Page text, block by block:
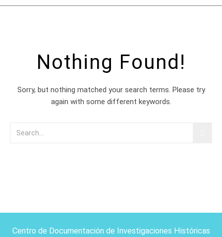
Nothing Found!
Sorry, but nothing matched your search terms. Please try
again with some different keywords.
Centro de Documentación de Investigaciones Históricas